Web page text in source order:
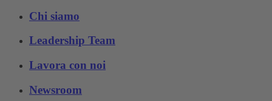
Chi siamo
Leadership Team
Lavora con noi
Newsroom